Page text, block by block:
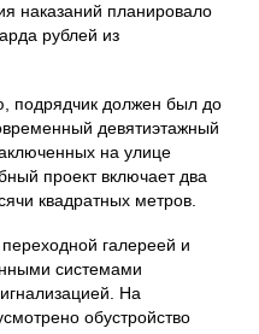
наказаний планировало
рублей из
подрядчик должен был до
девятиэтажный
на улице
проект включает два
квадратных метров.
галереей и
системами
На
обустройство